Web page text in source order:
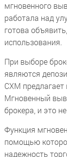
мгновенного
работала над
готова
использования.
При выборе
являются
CXM
Мгновенный
брокера, и это
Функция
помощью
надежность